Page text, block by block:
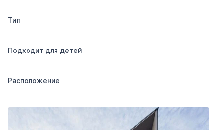
Тип
Подходит для детей
Расположение